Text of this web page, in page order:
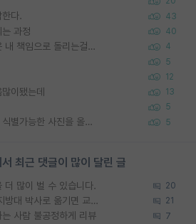
다. 43
과정 40
왜 후배가 못하는걸 교수님은 내 책임으로 돌리는걸까요? 4
5
12
이됐는데 13
5
정보보안 연구하는 입장에선 식별가능한 사진을 올리는건 비추이긴함 5
최근 댓글이 많이 달린 글
더 많이 벌 수 있습니다. 20
SSH 박사과정을 그만두고 지방대 박사로 옮기면 교수의 꿈은 끝일까요? 21
사람 불공정하게 리뷰 7